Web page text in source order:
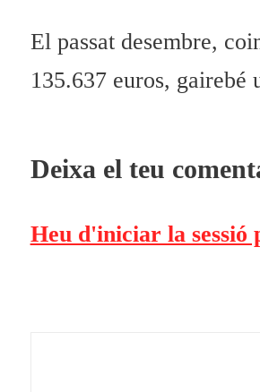
El passat desembre,
135.637 euros, gairebé
Deixa el teu
Heu d'iniciar la